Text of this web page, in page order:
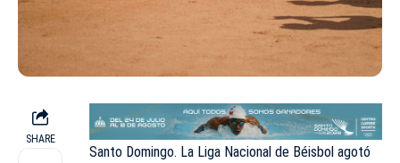
SHARE
Santo Domingo. La Liga Nacional de Béisbol agotó